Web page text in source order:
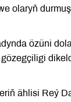
olaryň
özüni
ählisi Reý